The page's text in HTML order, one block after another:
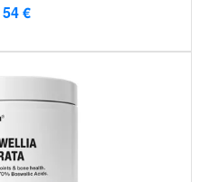
54 €